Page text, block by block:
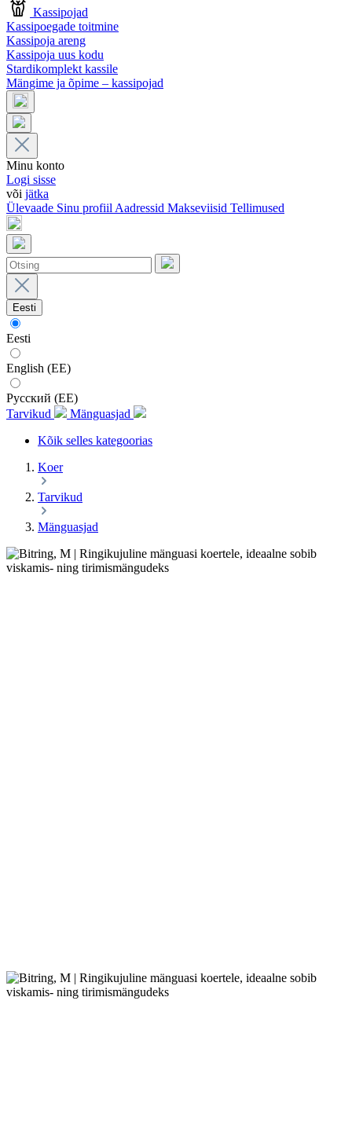
Kassipojad
Kassipoegade toitmine
Kassipoja areng
Kassipoja uus kodu
Stardikomplekt kassile
Mängime ja õpime – kassipojad
Minu konto
Logi sisse
või jätka
Ülevaade Sinu profiil Aadressid Makseviisid Tellimused
Eesti
Eesti
English (EE)
Русский (EE)
Tarvikud
Mänguasjad
Kõik selles kategoorias
Koer
Tarvikud
Mänguasjad